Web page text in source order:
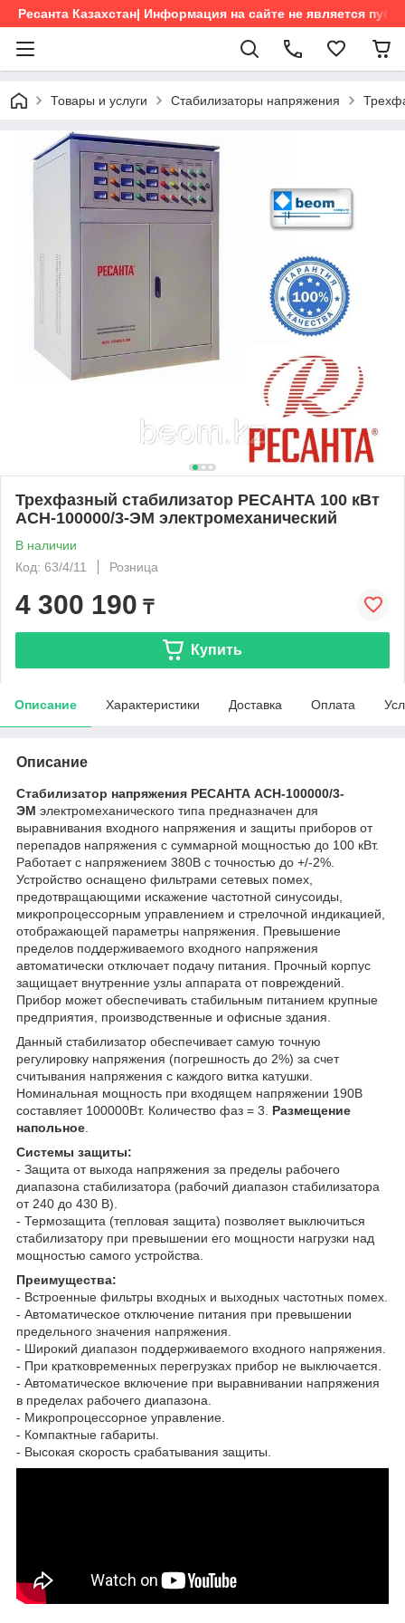
Ресанта Казахстан| Информация на сайте не является
Товары и услуги Стабилизаторы напряжения
Трехфазный стабилизатор РЕСАНТА 100 кВт
АСН-100000/3-ЭМ электромеханический
В наличии
Код: 63/4/11
Розница
4 300 190 ₸
Купить
Описание Характеристики Доставка Оплата
Описание
Стабилизатор напряжения РЕСАНТА АСН-100000/3-
ЭМ электромеханического типа предназначен для
выравнивания входного напряжения и защиты приборов от
перепадов напряжения с суммарной мощностью до 100 кВт.
Работает с напряжением 380В с точностью до +/-2%.
Устройство оснащено фильтрами сетевых помех,
предотвращающими искажение частотной синусоиды,
микропроцессорным управлением и стрелочной индикацией,
отображающей параметры напряжения. Превышение
пределов поддерживаемого входного напряжения
автоматически отключает подачу питания. Прочный корпус
защищает внутренние узлы аппарата от повреждений.
Прибор может обеспечивать стабильным питанием крупные
предприятия, производственные и офисные здания.
Данный стабилизатор обеспечивает самую точную
регулировку напряжения (погрешность до 2%) за счет
считывания напряжения с каждого витка катушки.
Номинальная мощность при входящем напряжении 190В
составляет 100000Вт. Количество фаз = 3. Размещение
напольное
Системы защиты:
- Защита от выхода напряжения за пределы рабочего
диапазона стабилизатора (рабочий диапазон стабилизатора
от 240 до 430 В).
- Термозащита (тепловая защита) позволяет выключиться
стабилизатору при превышении его мощности нагрузки над
мощностью самого устройства.
Преимущества:
- Встроенные фильтры входных и выходных частотных помех.
- Автоматическое отключение питания при превышении
предельного значения напряжения.
- Широкий диапазон поддерживаемого входного напряжения.
- При кратковременных перегрузках прибор не выключается.
- Автоматическое включение при выравнивании напряжения
в пределах рабочего диапазона.
- Микропроцессорное управление.
- Компактные габариты.
- Высокая скорость срабатывания защиты.